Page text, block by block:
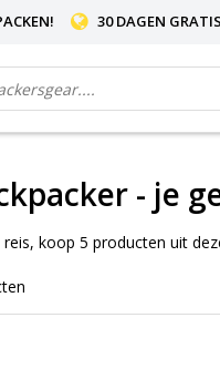
30 DAGEN
- je
koop 5 producten uit